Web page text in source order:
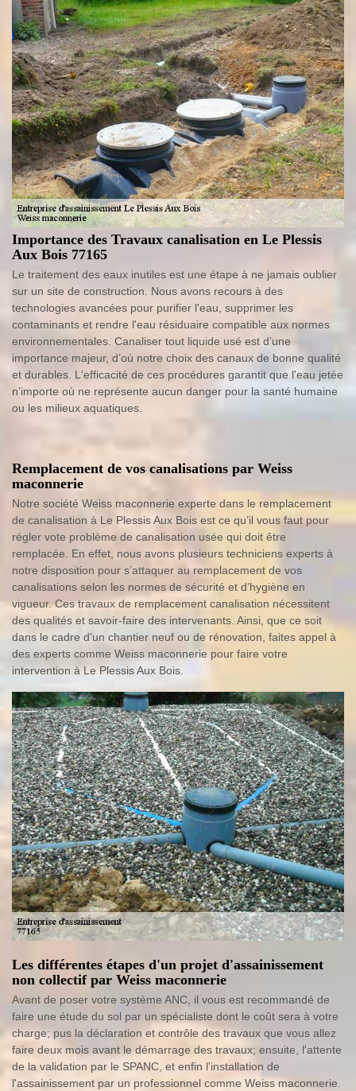
Importance des Travaux canalisation en Le Plessis
Aux Bois 77165
Le traitement des eaux inutiles est une étape à ne jamais oublier
sur un site de construction. Nous avons recours à des
technologies avancées pour purifier l'eau, supprimer les
contaminants et rendre l'eau résiduaire compatible aux normes
environnementales. Canaliser tout liquide usé est d’une
importance majeur, d’où notre choix des canaux de bonne qualité
et durables. L'efficacité de ces procédures garantit que l'eau jetée
n’importe où ne représente aucun danger pour la santé humaine
ou les milieux aquatiques.
Remplacement de vos canalisations par Weiss
maconnerie
Notre société Weiss maconnerie experte dans le remplacement
de canalisation à Le Plessis Aux Bois est ce qu’il vous faut pour
régler vote problème de canalisation usée qui doit être
remplacée. En effet, nous avons plusieurs techniciens experts à
notre disposition pour s’attaquer au remplacement de vos
canalisations selon les normes de sécurité et d’hygiène en
vigueur. Ces travaux de remplacement canalisation nécessitent
des qualités et savoir-faire des intervenants. Ainsi, que ce soit
dans le cadre d’un chantier neuf ou de rénovation, faites appel à
des experts comme Weiss maconnerie pour faire votre
intervention à Le Plessis Aux Bois.
Les différentes étapes d'un projet d'assainissement
non collectif par Weiss maconnerie
Avant de poser votre système ANC, il vous est recommandé de
faire une étude du sol par un spécialiste dont le coût sera à votre
charge; pus la déclaration et contrôle des travaux que vous allez
faire deux mois avant le démarrage des travaux; ensuite, l'attente
de la validation par le SPANC, et enfin l'installation de
l'assainissement par un professionnel comme Weiss maconnerie.